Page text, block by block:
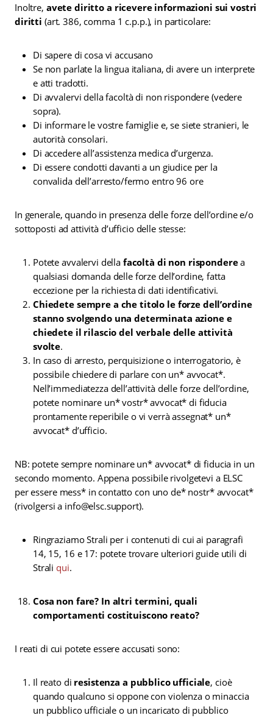
Inoltre, avete diritto a ricevere informazioni sui vostri
diritti (art. 386, comma 1 c.p.p.), in particolare:
Di sapere di cosa vi accusano
Se non parlate la lingua italiana, di avere un interprete
e atti tradotti.
Di avvalervi della facoltà di non rispondere (vedere
sopra).
Di informare le vostre famiglie e, se siete stranieri, le
autorità consolari.
Di accedere all’assistenza medica d’urgenza.
Di essere condotti davanti a un giudice per la
convalida dell’arresto/fermo entro 96 ore
In generale, quando in presenza delle forze dell’ordine e/o
sottoposti ad attività d’ufficio delle stesse:
Potete avvalervi della facoltà di non risponderea
qualsiasi domanda delle forze dell’ordine, fatta
eccezione per la richiesta di dati identificativi.
Chiedete sempre a che titolo le forze dell’ordine
stanno svolgendo una determinata azione e
chiedete il rilascio del verbale delle attività
svolte.
In caso di arresto, perquisizione o interrogatorio, è
possibile chiedere di parlare con un* avvocat*.
Nell’immediatezza dell’attività delle forze dell’ordine,
potete nominare un* vostr* avvocat* di fiducia
prontamente reperibile o vi verrà assegnat* un*
avvocat* d’ufficio.
NB: potete sempre nominare un* avvocat* di fiducia in un
secondo momento. Appena possibile rivolgetevi a ELSC
per essere mess* in contatto con uno de* nostr* avvocat*
(rivolgersi a info@elsc.support).
Ringraziamo Strali per i contenuti di cui ai paragrafi
14, 15, 16 e 17: potete trovare ulteriori guide utili di
Strali qui.
Cosa non fare? In altri termini, quali
comportamenti costituiscono reato?
I reati di cui potete essere accusati sono:
Il reato di resistenza a pubblico ufficiale, cioè
quando qualcuno si oppone con violenza o minaccia
un pubblico ufficiale o un incaricato di pubblico